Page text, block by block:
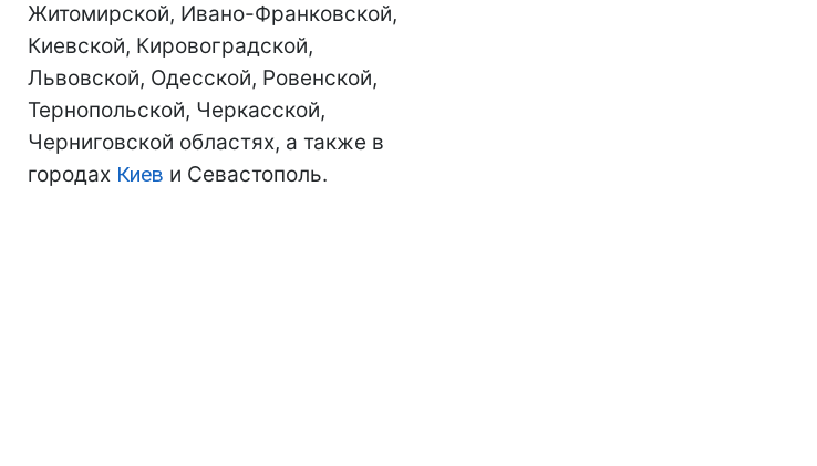
Житомирской, Ивано-Франковской,
Киевской, Кировоградской,
Львовской, Одесской, Ровенской,
Тернопольской, Черкасской,
Черниговской областях, а также в
городах Киев и Севастополь.